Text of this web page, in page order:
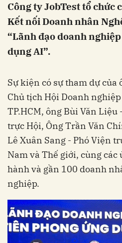
Công ty JobTest tổ chức
Kết nối Doanh nhân
“Lãnh đạo doanh
dụng AI”.
Sự kiện có sự tham dự của
Chủ tịch Hội Doanh
TP.HCM, ông Bùi Văn
trực Hội, Ông Trần Văn
Lê Xuân Sang - Phó Viện
Nam và Thế giới, cùng các
hành và gần 100 doanh
nghiệp.